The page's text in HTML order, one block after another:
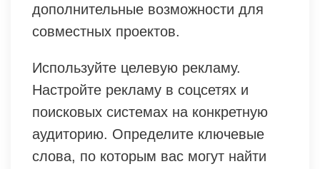
дополнительные возможности для
совместных проектов.
Используйте целевую рекламу.
Настройте рекламу в соцсетях и
поисковых системах на конкретную
аудиторию. Определите ключевые
слова, по которым вас могут найти